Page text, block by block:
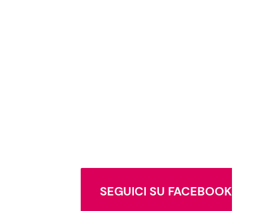
SEGUICI SU FACEBOOK